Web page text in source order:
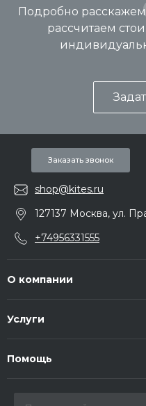
Подробно расскажем
рассчитаем
Заказать звонок
shop@kites.ru
127137 Москва, ул.
+74956331555
О компании
Услуги
Помощь